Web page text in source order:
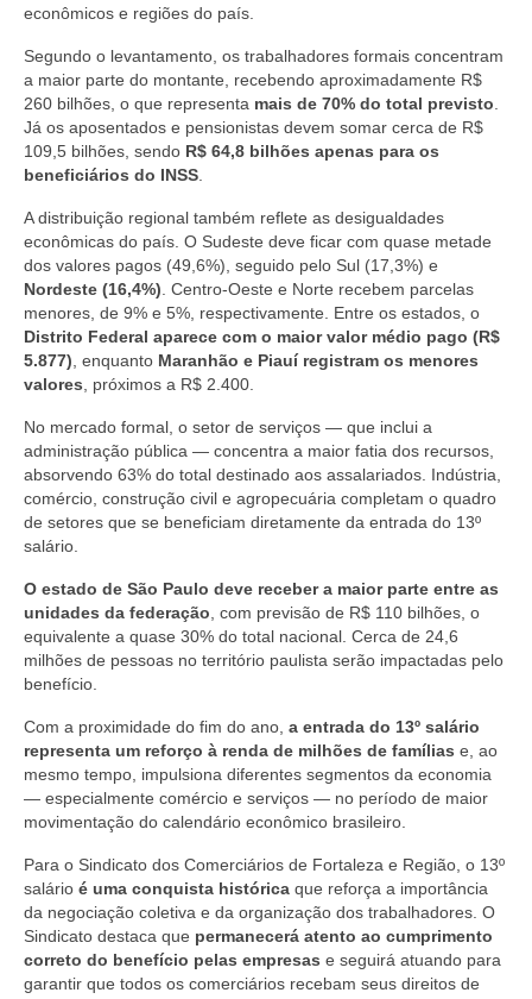
econômicos e regiões do país.
Segundo o levantamento, os trabalhadores formais concentram
a maior parte do montante, recebendo aproximadamente R$
260 bilhões, o que representa mais de 70% do total previsto
Já os aposentados e pensionistas devem somar cerca de R$
109,5 bilhões, sendo R$ 64,8 bilhões apenas para os
beneficiários do INSS
A distribuição regional também reflete as desigualdades
econômicas do país. O Sudeste deve ficar com quase metade
dos valores pagos (49,6%), seguido pelo Sul (17,3%) e
Nordeste (16,4%) . Centro-Oeste e Norte recebem parcelas
menores, de 9% e 5%, respectivamente. Entre os estados, o
Distrito Federal aparece com o maior valor médio pago (R$
5.877) , enquanto Maranhão e Piauí registram os menores
valores , próximos a R$ 2.400.
No mercado formal, o setor de serviços — que inclui a
administração pública — concentra a maior fatia dos recursos,
absorvendo 63% do total destinado aos assalariados. Indústria,
comércio, construção civil e agropecuária completam o quadro
de setores que se beneficiam diretamente da entrada do 13º
salário.
O estado de São Paulo deve receber a maior parte entre as
unidades da federação , com previsão de R$ 110 bilhões, o
equivalente a quase 30% do total nacional. Cerca de 24,6
milhões de pessoas no território paulista serão impactadas pelo
benefício.
Com a proximidade do fim do ano, a entrada do 13º salário
representa um reforço à renda de milhões de famílias e, ao
mesmo tempo, impulsiona diferentes segmentos da economia
— especialmente comércio e serviços — no período de maior
movimentação do calendário econômico brasileiro.
Para o Sindicato dos Comerciários de Fortaleza e Região, o 13º
salário é uma conquista histórica que reforça a importância
da negociação coletiva e da organização dos trabalhadores. O
Sindicato destaca que permanecerá atento ao cumprimento
correto do benefício pelas empresas e seguirá atuando para
garantir que todos os comerciários recebam seus direitos de